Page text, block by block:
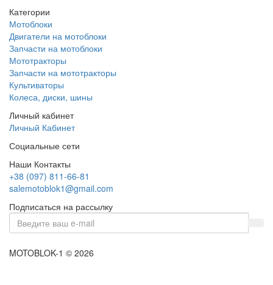
Категории
Мотоблоки
Двигатели на мотоблоки
Запчасти на мотоблоки
Мототракторы
Запчасти на мототракторы
Культиваторы
Колеса, диски, шины
Личный кабинет
Личный Кабинет
Социальные сети
Наши Контакты
+38 (097) 811-66-81
salemotoblok1@gmail.com
Подписаться на рассылку
MOTOBLOK-1 © 2026